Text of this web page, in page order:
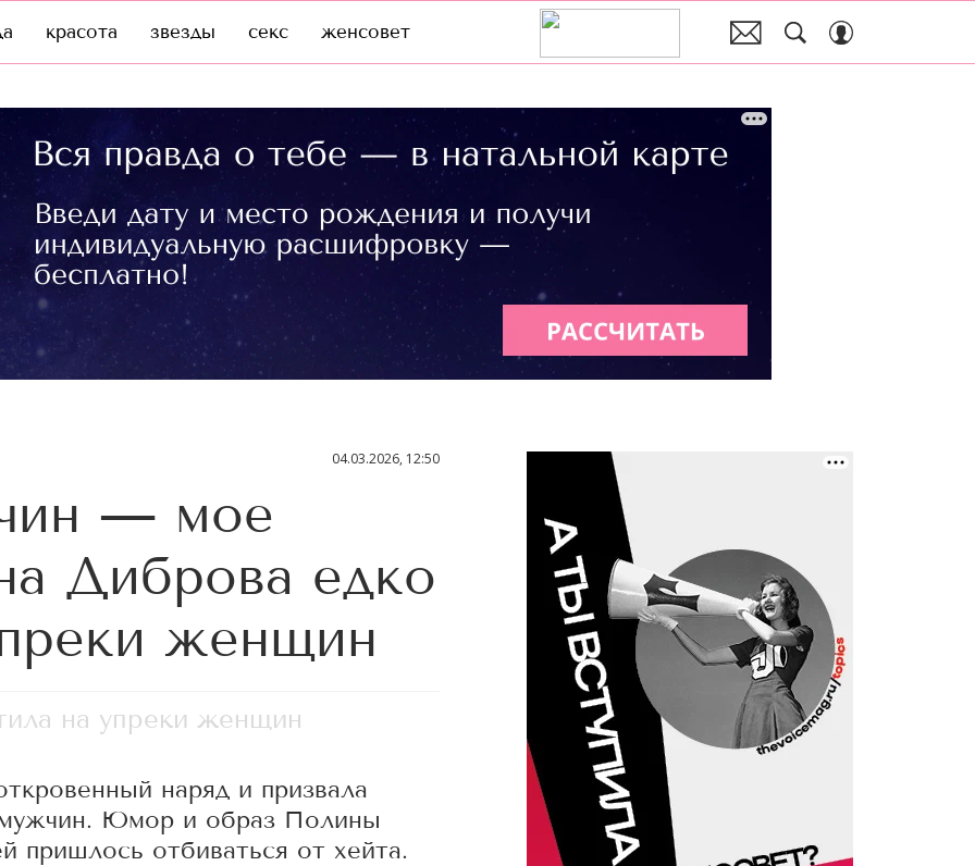
красота звезды секс женсовет
04.03.2026, 12:50
— мое
Диброва едко
женщин
на упреки женщин
наряд и призвала
Юмор и образ Полины
пришлось отбиваться от хейта.